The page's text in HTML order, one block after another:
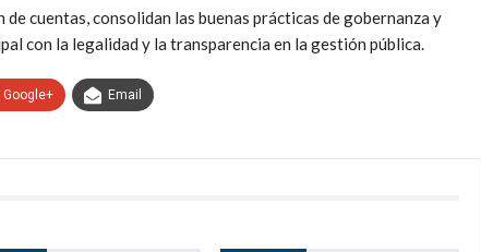
cuentas, consolidan las buenas prácticas de gobernanza y
con la legalidad y la transparencia en la gestión pública.
Google+ Email